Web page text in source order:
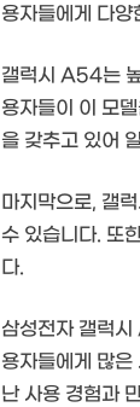
용자들에게 다양
갤럭시 A54는
용자들이 이 모
을 갖추고 있어
마지막으로, 갤
수 있습니다. 또
다.
삼성전자 갤럭
용자들에게 많은
난 사용 경험과